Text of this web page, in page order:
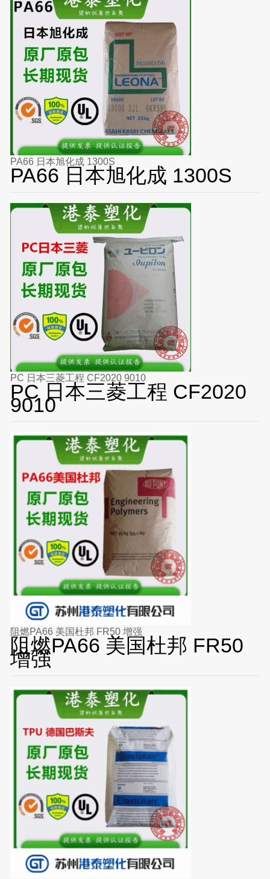
PA66 日本旭化成 1300S
PA66 日本旭化成 1300S
PC 日本三菱工程 CF2020 9010
PC 日本三菱工程 CF2020
9010
阻燃PA66 美国杜邦 FR50 增强
阻燃PA66 美国杜邦 FR50
增强